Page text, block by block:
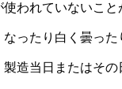
われていないこと
ったり白く曇った
製造当日またはそ